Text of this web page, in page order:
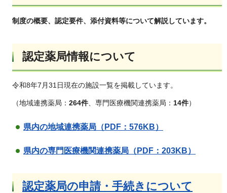
制度の概要、認定要件、添付資料等について解説しています。
認定薬局情報について
令和8年7月31日現在の施設一覧を掲載しています。
（地域連携薬局： 264件、専門医療機関連携薬局： 14件）
県内の地域連携薬局（PDF：576KB）
県内の専門医療機関連携薬局（PDF：203KB）
認定薬局の申請・手続きについて